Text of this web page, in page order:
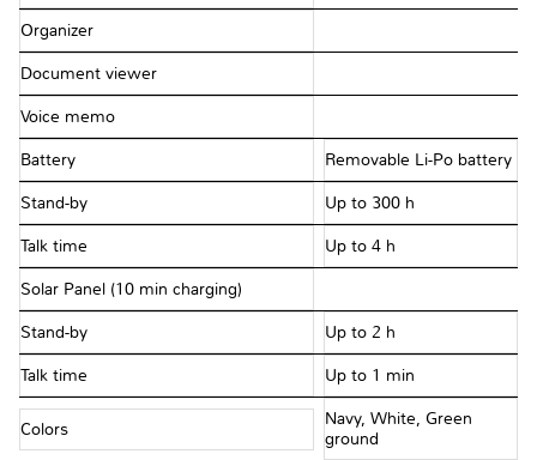
Organizer
Document viewer
Voice memo
Battery Removable Li-Po battery
Stand-by Up to 300 h
Talk time Up to 4 h
Solar Panel (10 min charging)
Stand-by Up to 2 h
Talk time Up to 1 min
Colors
Navy, White, Green
ground